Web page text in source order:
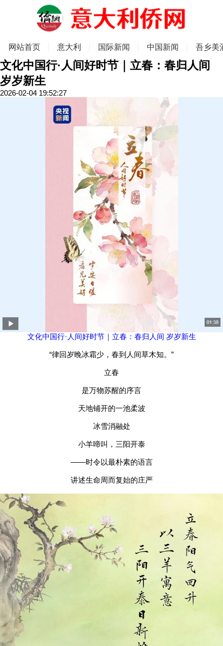
网站首页 意大利 国际新闻 中国新闻 吾乡美
文化中国行·人间好时节｜立春：春归人间
岁岁新生
2026-02-04 19:52:27
文化中国行·人间好时节｜立春：春归人间 岁岁新生
“律回岁晚冰霜少，春到人间草木知。”
立春
是万物苏醒的序言
天地铺开的一池柔波
冰雪消融处
小羊啼叫，三阳开泰
——时令以最朴素的语言
讲述生命周而复始的庄严